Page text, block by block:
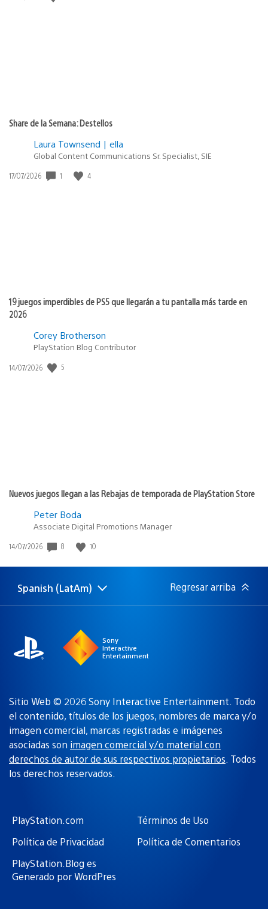
Share de la Semana: Destellos
Laura Townsend | ella
Global Content Communications Sr. Specialist, SIE
Fecha
17/07/2026 1 4
19 juegos imperdibles de PS5 que llegarán a tu pantalla más tarde en
2026
Corey Brotherson
PlayStation Blog Contributor
Fecha
14/07/2026 5
Nuevos juegos llegan a las Rebajas de temporada de PlayStation Store
Peter Boda
Associate Digital Promotions Manager
Fecha
publicación:
14/07/2026 8 10
Elige
una
Región
actual:
Spanish (LatAm) Regresar arriba
Sony
Interactive
Entertainment
Sitio Web © 2026 Sony Interactive Entertainment. Todo
el contenido, títulos de los juegos, nombres de marca y/o
imagen comercial, marcas registradas e imágenes
asociadas son imagen comercial y/o material con
derechos de autor de sus respectivos propietarios. Todos
los derechos reservados.
PlayStation.com
Términos de Uso
Política de Privacidad
Política de Comentarios
PlayStation.Blog es
Generado por WordPres